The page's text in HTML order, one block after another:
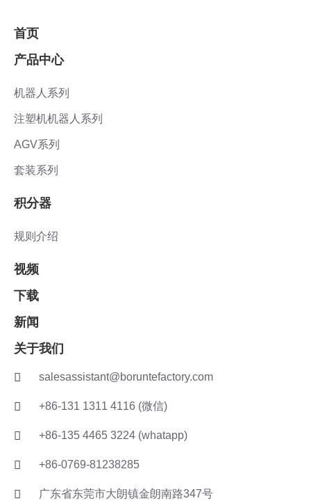
首页
产品中心
机器人系列
注塑机机器人系列
AGV系列
套装系列
积分器
规则介绍
视频
下载
新闻
关于我们
salesassistant@boruntefactory.com
+86-131 1311 4116 (微信)
+86-135 4465 3224 (whatapp)
+86-0769-81238285
广东省东莞市大朗镇金朗南路347号